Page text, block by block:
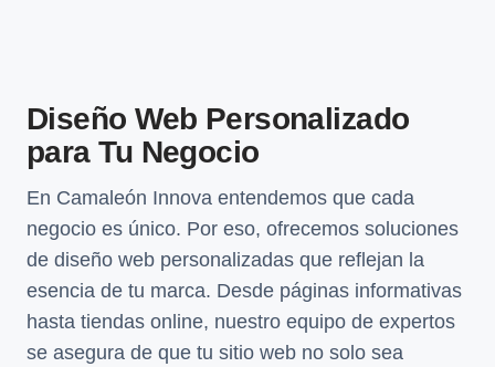
Diseño Web Personalizado
para Tu Negocio
En Camaleón Innova entendemos que cada
negocio es único. Por eso, ofrecemos soluciones
de diseño web personalizadas que reflejan la
esencia de tu marca. Desde páginas informativas
hasta tiendas online, nuestro equipo de expertos
se asegura de que tu sitio web no solo sea